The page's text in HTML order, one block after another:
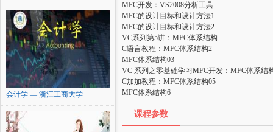
会计学 — 浙江工商大学
MFC开发：VS2008分析工具
MFC的设计目标和设计方法1
MFC的设计目标和设计方法2
VC系列第5讲：MFC体系结构
C语言教程：MFC体系结构2
MFC体系结构03
VC 系列之零基础学习MFC开发：MFC体系结
C加加教程：MFC体系结构05
MFC体系结构6
课程参数